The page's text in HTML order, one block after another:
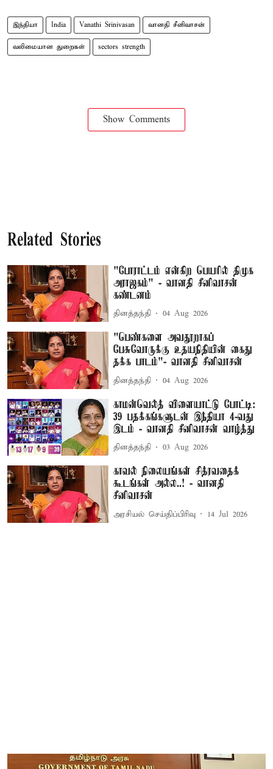
இந்தியா India Vanathi Srinivasan வானதி சீனிவாசன்
வலிமையான துறைகள் sectors strength
Show Comments
Related Stories
"போராட்டம் என்கிற பெயரில் திமுக
அராஜகம்" - வானதி சீனிவாசன்
கண்டனம்
தினத்தந்தி 04 Aug 2026
"பெண்களை அவதூறாகப்
பேசுவோருக்கு உதயநிதியின் கைது
தக்க பாடம்"- வானதி சீனிவாசன்
தினத்தந்தி 04 Aug 2026
காமன்வெல்த் விளையாட்டு போட்டி:
39 பதக்கங்களுடன் இந்தியா 4-வது
இடம் - வானதி சீனிவாசன் வாழ்த்து
தினத்தந்தி 03 Aug 2026
காவல் நிலையங்கள் சித்ரவதைக்
கூடங்கள் அல்ல..! - வானதி
சீனிவாசன்
அரசியல் செய்திப்பிரிவு 14 Jul 2026